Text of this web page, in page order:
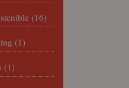
(16)
(1)
(1)